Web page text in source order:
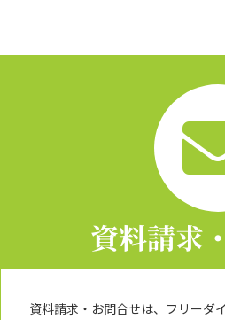
資料請求
資料請求・お問合せは、フリーダ